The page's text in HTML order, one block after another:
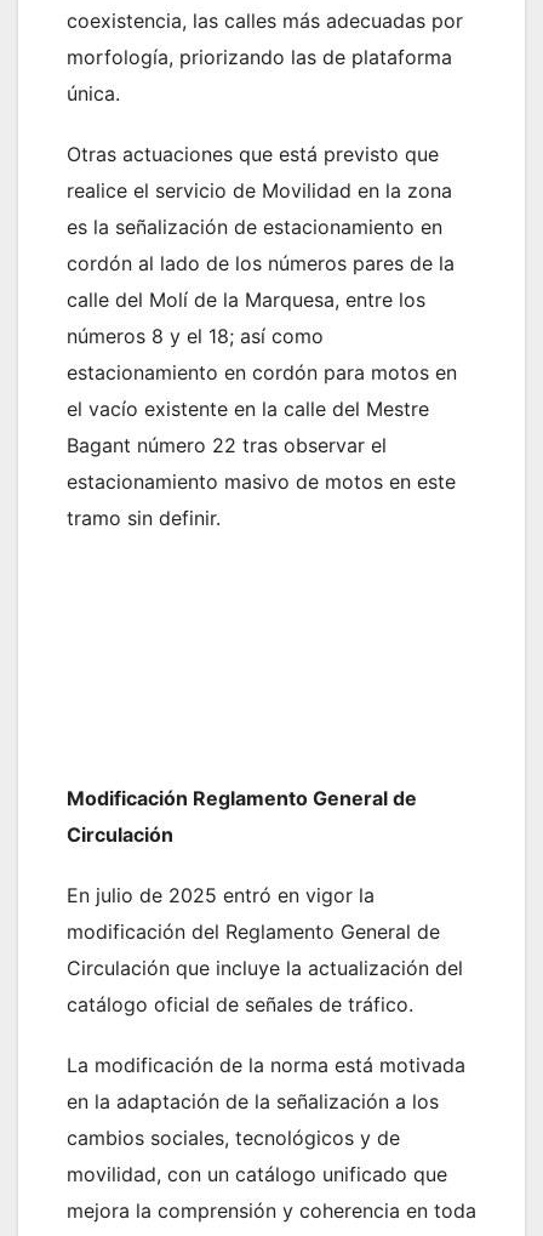
coexistencia, las calles más adecuadas por
morfología, priorizando las de plataforma
única.
Otras actuaciones que está previsto que
realice el servicio de Movilidad en la zona
es la señalización de estacionamiento en
cordón al lado de los números pares de la
calle del Molí de la Marquesa, entre los
números 8 y el 18; así como
estacionamiento en cordón para motos en
el vacío existente en la calle del Mestre
Bagant número 22 tras observar el
estacionamiento masivo de motos en este
tramo sin definir.
Modificación Reglamento General de
Circulación
En julio de 2025 entró en vigor la
modificación del Reglamento General de
Circulación que incluye la actualización del
catálogo oficial de señales de tráfico.
La modificación de la norma está motivada
en la adaptación de la señalización a los
cambios sociales, tecnológicos y de
movilidad, con un catálogo unificado que
mejora la comprensión y coherencia en toda